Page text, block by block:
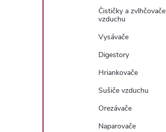
Čističky a zvlhčovače
vzduchu
Vysávače
Digestory
Hriankovače
Sušiče vzduchu
Orezávače
Naparovače